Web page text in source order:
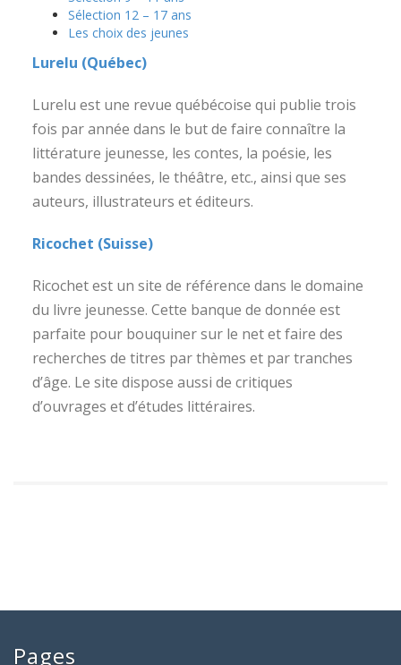
Sélection 12 – 17 ans
Les choix des jeunes
Lurelu (Québec)
Lurelu est une revue québécoise qui publie trois
fois par année dans le but de faire connaître la
littérature jeunesse, les contes, la poésie, les
bandes dessinées, le théâtre, etc., ainsi que ses
auteurs, illustrateurs et éditeurs.
Ricochet (Suisse)
Ricochet est un site de référence dans le domaine
du livre jeunesse. Cette banque de donnée est
parfaite pour bouquiner sur le net et faire des
recherches de titres par thèmes et par tranches
d’âge. Le site dispose aussi de critiques
d’ouvrages et d’études littéraires.
Pages